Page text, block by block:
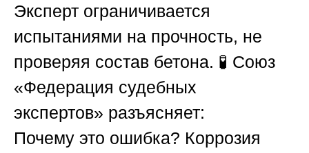
Эксперт ограничивается
испытаниями на прочность, не
проверяя состав бетона. 🧪 Союз
«Федерация судебных
экспертов» разъясняет:
Почему это ошибка? Коррозия